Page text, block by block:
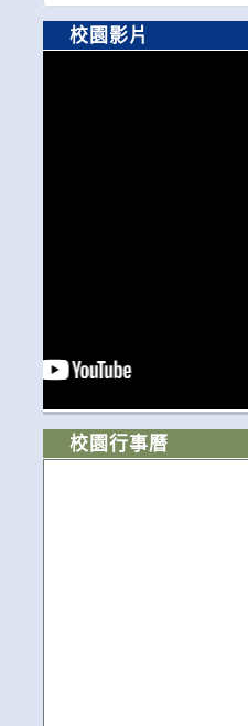
校園影片
校園行事曆